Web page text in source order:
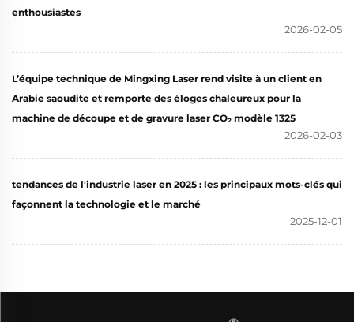
enthousiastes
2026-02-05
L’équipe technique de Mingxing Laser rend visite à un client en
Arabie saoudite et remporte des éloges chaleureux pour la
machine de découpe et de gravure laser CO₂ modèle 1325
2026-02-03
tendances de l'industrie laser en 2025 : les principaux mots-clés qui
façonnent la technologie et le marché
2025-12-01